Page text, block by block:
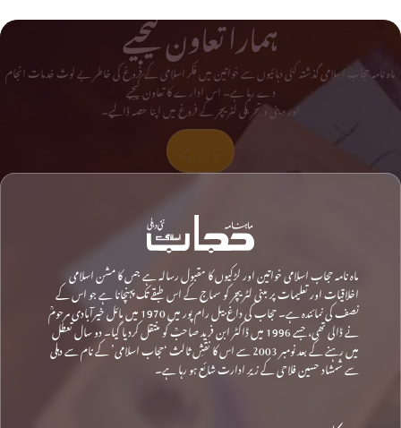
ہمارا تعاون کیجیے
ماہ نامہ حجاب اسلامی گذشتہ کئی دہائیوں سے خواتین میں فکر اسلامی کے فروغ کی خاطر بے لوث خدمات انجام
دے رہا ہے۔ اس ادارے کا تعاون کیجیے
اور دینی و تحریکی لٹریچر کے فروغ میں اپنا حصہ ڈالیے۔
ماہ نامہ حجاب اسلامی خواتین اور لڑکیوں کا مقبول رسالہ ہے جس کا مشن اسلامی
اخلاقیات اور تعلیمات پر مبنی لٹریچر کو سماج کے اس طبقے تک پہنچانا ہے جو اس کے
نصف کی نمائندہ ہے۔ حجاب کی داغ بیل رام پور میں 1970 میں مائل خیرآبادی مرحومؒ
نے ڈالی تھی، جسے 1996 میں ڈاکٹر ابن فرید صاحبؒ کو منتقل کردیا گیا۔ دو سال تعطل
میں رہنے کے بعد نومبر 2003 سے اس کا نقشِ ثالث ‘حجاب اسلامی’ کے نام سے دہلی
سے شمشاد حسین فلاحی کے زیرِ ادارت شائع ہو رہا ہے۔